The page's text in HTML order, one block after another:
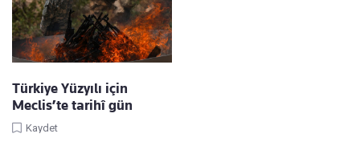
Türkiye Yüzyılı için
Meclis’te tarihî gün
Kaydet